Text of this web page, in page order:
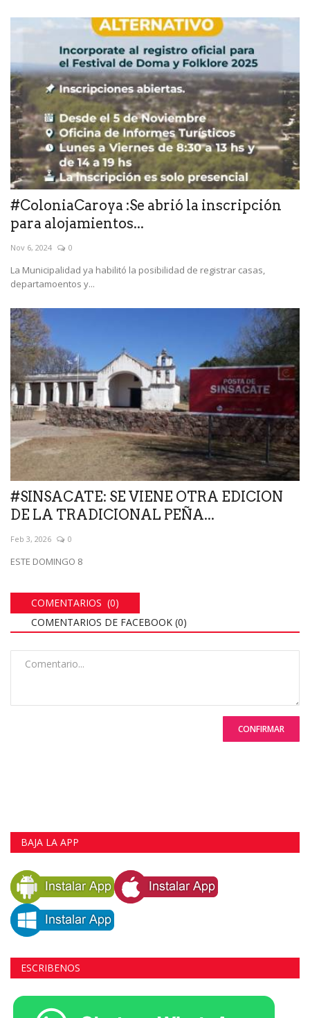
#ColoniaCaroya :Se abrió la inscripción
para alojamientos...
Nov 6, 2024 0
La Municipalidad ya habilitó la posibilidad de registrar casas,
departamoentos y...
#SINSACATE: SE VIENE OTRA EDICION
DE LA TRADICIONAL PEÑA...
Feb 3, 2026 0
ESTE DOMINGO 8
COMENTARIOS (0)
COMENTARIOS DE FACEBOOK (0)
CONFIRMAR
BAJA LA APP
ESCRIBENOS